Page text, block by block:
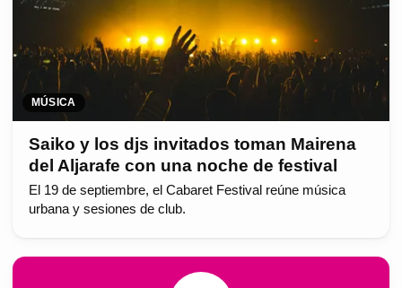
MÚSICA
Saiko y los djs invitados toman Mairena
del Aljarafe con una noche de festival
El 19 de septiembre, el Cabaret Festival reúne música
urbana y sesiones de club.